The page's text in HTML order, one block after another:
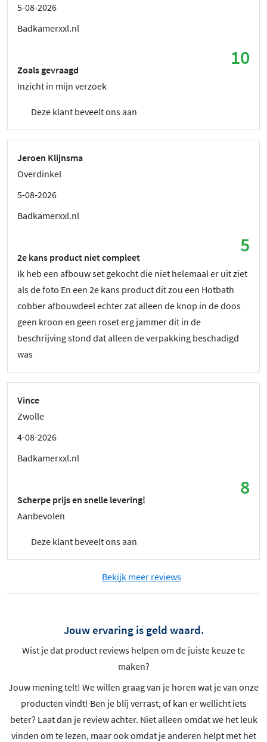
5-08-2026
Badkamerxxl.nl
10
Zoals gevraagd
Inzicht in mijn verzoek
Deze klant beveelt ons aan
Jeroen Klijnsma
Overdinkel
5-08-2026
Badkamerxxl.nl
5
2e kans product niet compleet
Ik heb een afbouw set gekocht die niet helemaal er uit ziet
als de foto En een 2e kans product dit zou een Hotbath
cobber afbouwdeel echter zat alleen de knop in de doos
geen kroon en geen roset erg jammer dit in de
beschrijving stond dat alleen de verpakking beschadigd
was
Vince
Zwolle
4-08-2026
Badkamerxxl.nl
8
Scherpe prijs en snelle levering!
Aanbevolen
Deze klant beveelt ons aan
Bekijk meer reviews
Jouw ervaring is geld waard.
Wist je dat product reviews helpen om de juiste keuze te
maken?
Jouw mening telt! We willen graag van je horen wat je van onze
producten vindt! Ben je blij verrast, of kan er wellicht iets
beter? Laat dan je review achter. Niet alleen omdat we het leuk
vinden om te lezen, maar ook omdat je anderen helpt met het